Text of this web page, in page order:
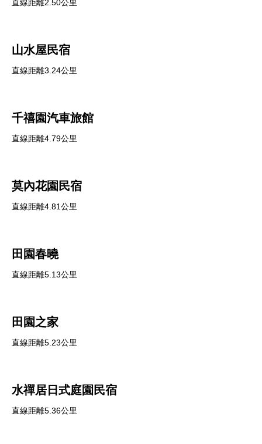
直線距離2.50公里
山水屋民宿
直線距離3.24公里
千禧園汽車旅館
直線距離4.79公里
莫內花園民宿
直線距離4.81公里
田園春曉
直線距離5.13公里
田園之家
直線距離5.23公里
水禪居日式庭園民宿
直線距離5.36公里